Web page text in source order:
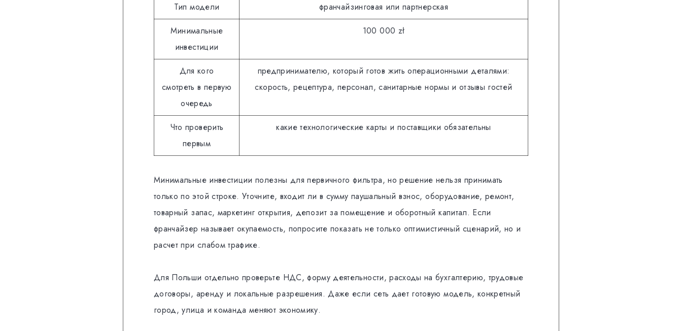
Тип модели франчайзинговая или партнерская
Минимальные
инвестиции
100 000 zł
Для кого
смотреть в первую
очередь
предпринимателю, который готов жить операционными деталями:
скорость, рецептура, персонал, санитарные нормы и отзывы гостей
Что проверить
первым
какие технологические карты и поставщики обязательны
Минимальные инвестиции полезны для первичного фильтра, но решение нельзя принимать
только по этой строке. Уточните, входит ли в сумму паушальный взнос, оборудование, ремонт,
товарный запас, маркетинг открытия, депозит за помещение и оборотный капитал. Если
франчайзер называет окупаемость, попросите показать не только оптимистичный сценарий, но и
расчет при слабом трафике.
Для Польши отдельно проверьте НДС, форму деятельности, расходы на бухгалтерию, трудовые
договоры, аренду и локальные разрешения. Даже если сеть дает готовую модель, конкретный
город, улица и команда меняют экономику.